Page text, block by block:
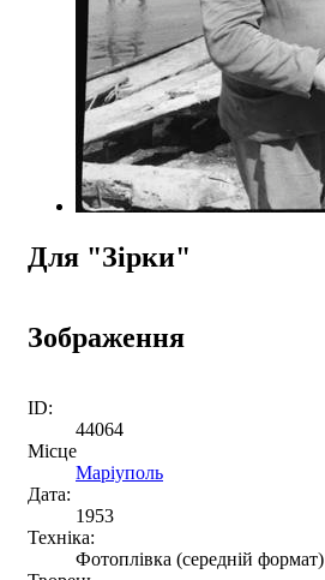
Для "Зірки"
Зображення
ID:
44064
Місце
Маріуполь
Дата:
1953
Техніка:
Фотоплівка (середній формат)